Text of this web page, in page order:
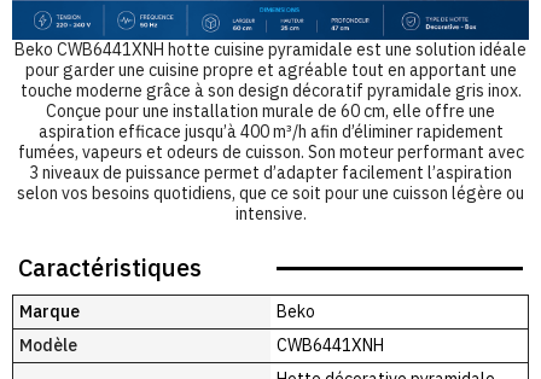
Beko CWB6441XNH hotte cuisine pyramidale est une solution idéale
pour garder une cuisine propre et agréable tout en apportant une
touche moderne grâce à son design décoratif pyramidale gris inox.
Conçue pour une installation murale de 60 cm, elle offre une
aspiration efficace jusqu’à 400 m³/h afin d’éliminer rapidement
fumées, vapeurs et odeurs de cuisson. Son moteur performant avec
3 niveaux de puissance permet d’adapter facilement l’aspiration
selon vos besoins quotidiens, que ce soit pour une cuisson légère ou
intensive.
Caractéristiques
Marque
Beko
Modèle
CWB6441XNH